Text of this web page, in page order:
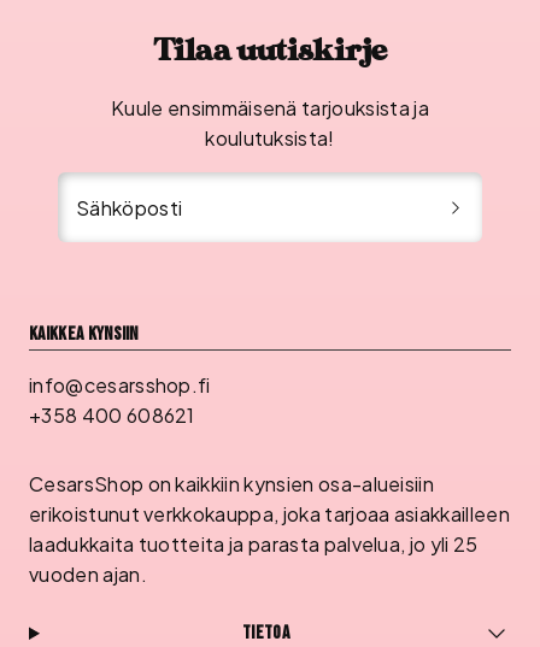
Tilaa uutiskirje
Kuule ensimmäisenä tarjouksista ja
koulutuksista!
Sähköposti
Kaikkea kynsiin
info@cesarsshop.fi
+358 400 608621
CesarsShop on kaikkiin kynsien osa-alueisiin
erikoistunut verkkokauppa, joka tarjoaa asiakkailleen
laadukkaita tuotteita ja parasta palvelua, jo yli 25
vuoden ajan.
Tietoa